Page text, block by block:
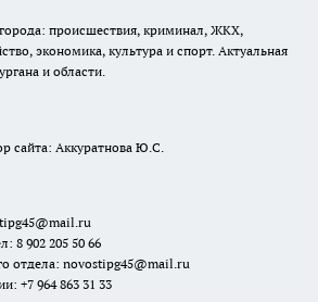
происшествия, криминал, ЖКХ,
экономика, культура и спорт. Актуальная
и области.
сайта: Аккуратнова Ю.С.
8 902 205 50 66
отдела: novostipg45@mail.ru
+7 964 863 31 33